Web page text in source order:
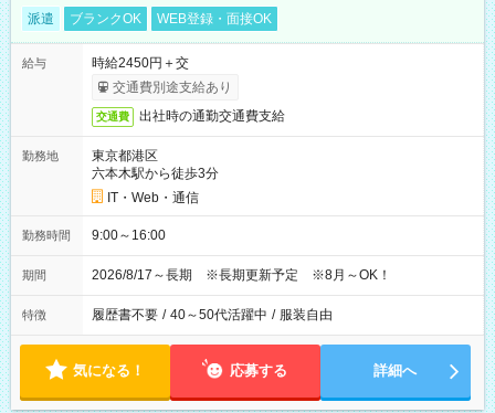
派遣 ブランクOK WEB登録・面接OK
給与
時給2450円＋交
交通費別途支給あり
交通費 出社時の通勤交通費支給
勤務地
東京都港区
六本木駅から徒歩3分
IT・Web・通信
勤務時間 9:00～16:00
期間 2026/8/17～長期 ※長期更新予定 ※8月～OK！
特徴 履歴書不要 / 40～50代活躍中 / 服装自由
気になる！ 応募する 詳細へ